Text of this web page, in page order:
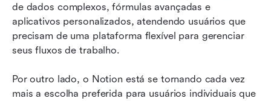
de dados complexos, fórmulas avançadas e
aplicativos personalizados, atendendo usuários que
precisam de uma plataforma flexível para gerenciar
seus fluxos de trabalho.
Por outro lado, o Notion está se tornando cada vez
mais a escolha preferida para usuários individuais que